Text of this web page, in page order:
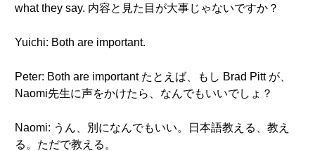
what they say. 内容と見た目が大事じゃないですか？
Yuichi: Both are important.
Peter: Both are important たとえば、もし Brad Pitt が、
Naomi先生に声をかけたら、なんでもいいでしょ？
Naomi: うん、別になんでもいい。日本語教える、教え
る。ただで教える。